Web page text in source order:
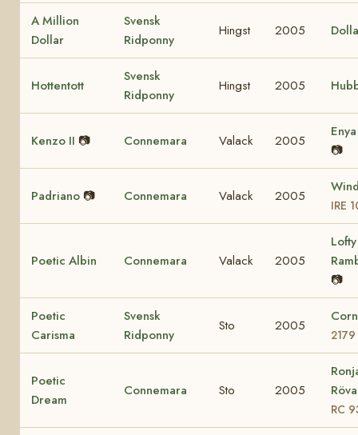
A Million
Dollar
Svensk
Ridponny
Hingst 2005
Hottentott
Svensk
Ridponny
Hingst 2005
Kenzo II 📷 Connemara Valack 2005
📷
Padriano 📷 Connemara Valack 2005
IRE
Poetic Albin Connemara Valack 2005
📷
Poetic
Carisma
Svensk
Ridponny
Sto 2005
2179
Poetic
Dream
Connemara Sto 2005
RC